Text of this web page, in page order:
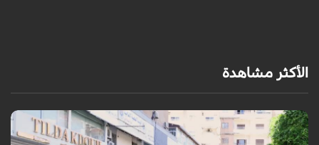
الأكثر مشاهدة